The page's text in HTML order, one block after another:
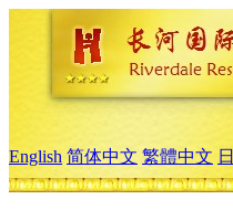
English 简体中文 繁體中文